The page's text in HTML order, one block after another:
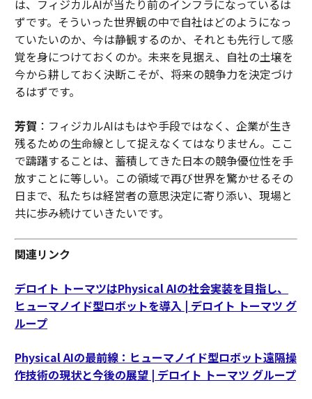
は、フィジカルAIが当たり前のインフラになっているは
ずです。そういった世界観の中で自社はどのようになっ
ていたいのか、今は静観するのか、それとも先行して感
覚を身につけておくのか。未来を見据え、自社の土壌を
今から耕しておく決断こそが、将来の競争力を決定づけ
るはずです。
芳賀 ：フィジカルAIはもはや手段ではなく、企業が生き
残るための生命線として捉えなくてはなりません。ここ
で躊躇することは、蓄積してきた日本の競争優位性を手
放すことに等しい。この領域で再び世界を驚かせるその
日まで、私たちは経営者の意思決定に寄り添い、現場と
共に歩み続けていきたいです。
関連リンク
デロイト トーマツはPhysical AIの社会実装を目指し、
ヒューマノイド型ロボットを導入 | デロイト トーマツ グ
ループ
Physical AIの最前線：ヒューマノイド型ロボット遠隔操
作技術の現状と今後の展望 | デロイト トーマツ グループ